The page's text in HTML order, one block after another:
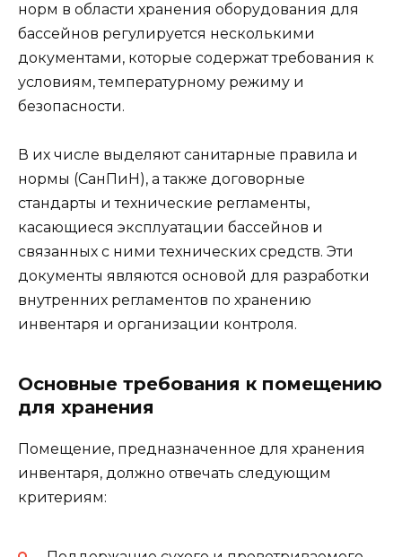
норм в области хранения оборудования для
бассейнов регулируется несколькими
документами, которые содержат требования к
условиям, температурному режиму и
безопасности.
В их числе выделяют санитарные правила и
нормы (СанПиН), а также договорные
стандарты и технические регламенты,
касающиеся эксплуатации бассейнов и
связанных с ними технических средств. Эти
документы являются основой для разработки
внутренних регламентов по хранению
инвентаря и организации контроля.
Основные требования к помещению
для хранения
Помещение, предназначенное для хранения
инвентаря, должно отвечать следующим
критериям: